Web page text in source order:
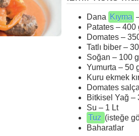
Dana Kıyma
Patates – 400
Domates –
Tatlı biber –
Soğan – 100
Yumurta – 50
Kuru ekmek
Domates
Bitkisel Yağ –
Su – 1 Lt
Tuz (isteğe
Baharatlar